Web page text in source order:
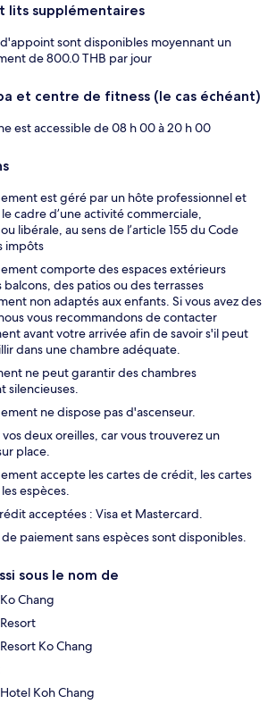
lits supplémentaires
d'appoint sont disponibles moyennant un
de 800.0 THB par jour
et centre de fitness (le cas échéant)
est accessible de 08 h 00 à 20 h 00
est géré par un hôte professionnel et
cadre d’une activité commerciale,
libérale, au sens de l’article 155 du Code
impôts
comporte des espaces extérieurs
des patios ou des terrasses
non adaptés aux enfants. Si vous avez des
vous recommandons de contacter
avant votre arrivée afin de savoir s'il peut
dans une chambre adéquate.
ne peut garantir des chambres
silencieuses.
ne dispose pas d'ascenseur.
vos deux oreilles, car vous trouverez un
place.
accepte les cartes de crédit, les cartes
espèces.
acceptées : Visa et Mastercard.
paiement sans espèces sont disponibles.
sous le nom de
Chang
Ko Chang
Koh Chang